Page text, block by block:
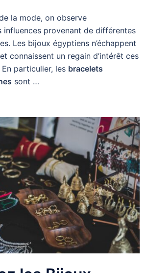
la mode, on observe
influences provenant de différentes
Les bijoux égyptiens n’échappent
connaissent un regain d’intérêt ces
particulier, les bracelets
sont …